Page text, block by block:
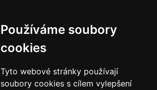
Používáme soubory
cookies
Tyto webové stránky používají
soubory cookies s cílem vylepšení